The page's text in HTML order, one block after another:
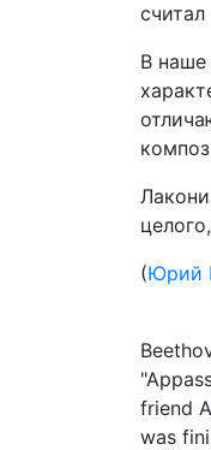
В наше
(Юрий
friend
was